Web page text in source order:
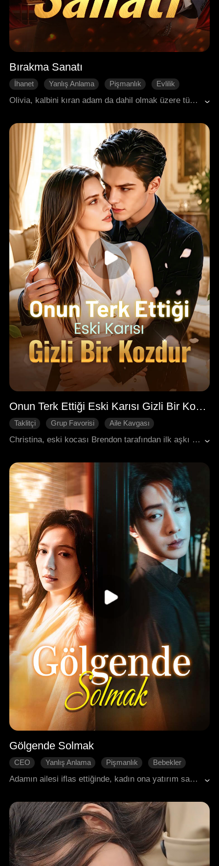
Bırakma Sanatı
İhanet Yanlış Anlama Pişmanlık
Evlilik
Olivia, kalbini kıran adam da dahil olmak üzere tüm anılarını silecek hayat kurtarıcı bir ameliyata girdiğinde, nihayet acı dolu evliliğinden uzaklaşmaya hazırdı. Ancak geri sayımda son 14 gün kala, soğuk ve mesafeli kocası kaybedeceği şeyin değerini çok geç fark etti.
Onun Terk Ettiği Eski Karısı Gizli Bir Kozdur
Taklitçi Grup Favorisi
Aile Kavgası
Christina, eski kocası Brendon tarafından ilk aşkı Yolanda için terk edilmişti. Ancak Christina artık iyi kız rolünü oynamayı bırakmıştı. Boşanma belgeleri imzalandıktan sonra, kimsenin gerçek kimliğini bilmediği bir şampiyon olarak "Rose" adıyla atış poligonuna çıktı. Kalabalık sessizliğe büründü. Şehrin en güçlü adamının ihtiyaç duyduğu tek şeyi elinde tutuyordu: efsanevi iyileştirici King tarafından kurtarılma şansı. Scott ailesinin başı olan Dylan, onun için her şeyi göze almıştı. Şimdi Brendon onu geri istiyor, ama onun tüm ailesi ve Yolanda türlü oyunlar çevirse de Christina her seferinde onları alt ediyordu. Parça parça, gerçek kimliği ortaya dökülüyordu. Kime bulaştıklarını öğrenmek üzereler.
Gölgende Solmak
CEO Yanlış Anlama Pişmanlık
Bebekler
Adamın ailesi iflas ettiğinde, kadın ona yatırım sağlaması için kendi tedavisini feda etti. Ölümcül bir hastalığı olduğunu bilerek, onu terk etti. Yedi yıl sonra tekrar karşılaştılar. O, oğullarını keşfetti, ancak kadın çocuğun başka bir erkeğe ait olduğunu iddia etti. O, onun fedakarlığının sahtesini yapan bir taklitçiye inandı ve gerçek ortaya çıkana kadar yanlış anlaşılmaları büyüdü; bu da onu muazzam bir pişmanlıkla doldurdu.